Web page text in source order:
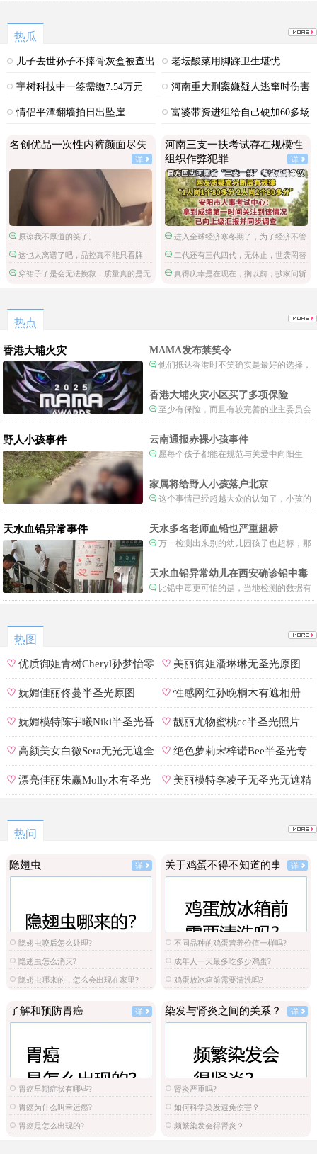
热瓜
儿子去世孙子不捧骨灰盒被查出
非亲生
老坛酸菜用脚踩卫生堪忧
宇树科技中一签需缴7.54万元
河南重大刑案嫌疑人逃窜时伤害
多人
情侣平潭翻墙拍日出坠崖
富婆带资进组给自己硬加60多场
名创优品一次性内裤颜面尽失
详
原谅我不厚道的笑了。
这也太离谱了吧，品控真不能只看牌
子。穿裙子了是会无法挽救，质量真的是无
河南三支一扶考试存在规模性
组织作弊犯罪
详
进入全球经济寒冬期了，为了经济不管
是什么群体都拼命搞钱了。
二代还有三代四代，无休止，世袭罔替
不过如此。
真得庆幸是在现在，搁以前，抄家问斩
热点
香港大埔火灾 MAMA发布禁笑令
他们抵达香港时不笑确实是最好的选择，
一种保护吧。
香港大埔火灾小区买了多项保险
至少有保险，而且有较完善的业主委员会
制度。
野人小孩事件 云南通报赤裸小孩事件
愿每个孩子都能在规范与关爱中向阳生
家属将给野人小孩落户北京
这个事情已经超越大众的认知了，小孩的
形体和状态已经畸形了，得尽快送医。
天水血铅异常事件 天水多名老师血铅也严重超标
万一检测出来别的幼儿园孩子也超标，那
天水血铅异常幼儿在西安确诊铅中毒
比铅中毒更可怕的是，当地检测的数据有
可能被造假。
热图
♡优质御姐青树Cheryl孙梦怡零
遮罩私拍
♡ 美丽御姐潘琳琳无圣光原图
♡妩媚佳丽佟蔓半圣光原图 ♡性感网红孙晚桐木有遮相册
♡妩媚模特陈宇曦Niki半圣光番
号
♡ 靓丽尤物蜜桃cc半圣光照片
♡高颜美女白微Sera无光无遮全
集
♡ 绝色萝莉宋梓诺Bee半圣光专
辑
♡漂亮佳丽朱赢Molly木有圣光 ♡ 美丽模特李凌子无圣光无遮精
热问
隐翅虫 详
隐翅虫咬后怎么处理?
隐翅虫怎么消灭?
隐翅虫哪来的，怎么会出现在家里?
关于鸡蛋不得不知道的事 详
不同品种的鸡蛋营养价值一样吗?
成年人一天最多吃多少鸡蛋?
鸡蛋放冰箱前需要清洗吗?
了解和预防胃癌 详
胃癌早期症状有哪些?
胃癌为什么叫幸运癌?
胃癌是怎么出现的?
染发与肾炎之间的关系？ 详
肾炎严重吗?
如何科学染发避免伤害？
频繁染发会得肾炎？